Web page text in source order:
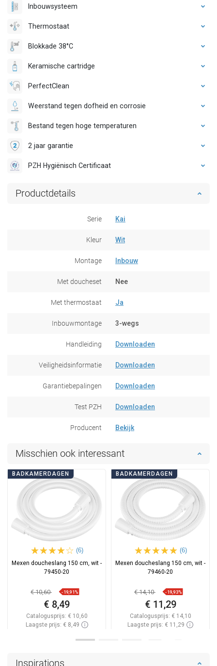
Inbouwsysteem
Thermostaat
Blokkade 38°C
Keramische cartridge
PerfectClean
Weerstand tegen dofheid en corrosie
Bestand tegen hoge temperaturen
2 jaar garantie
PZH Hygiënisch Certificaat
Productdetails
Serie Kai
Kleur Wit
Montage Inbouw
Met doucheset Nee
Met thermostaat Ja
Inbouwmontage 3-wegs
Handleiding Downloaden
Veiligheidsinformatie Downloaden
Garantiebepalingen Downloaden
Test PZH Downloaden
Producent Bekijk
Misschien ook interessant
BADKAMERDAGEN
(6)
Mexen doucheslang 150 cm, wit -
79450-20
€ 10,60 -19,91%
€ 8,49
Catalogusprijs: € 10,60
Laagste prijs: € 8,49
BADKAMERDAGEN
(6)
Mexen doucheslang 150 cm, wit -
79460-20
€ 14,10 -19,93%
€ 11,29
Catalogusprijs: € 14,10
Laagste prijs: € 11,29
Inspirations